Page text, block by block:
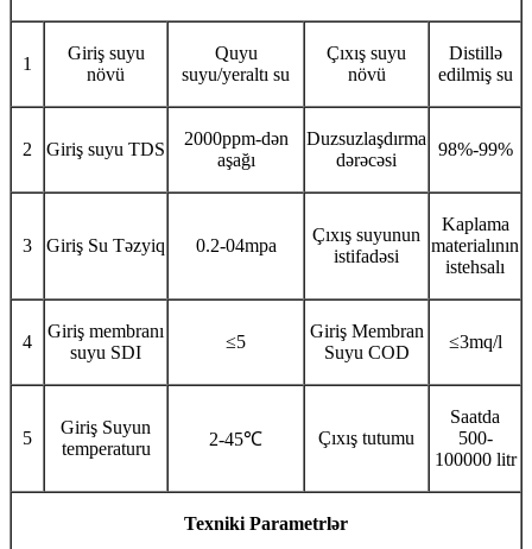
1
Giriş suyu
növü
Quyu
suyu/yeraltı su
Çıxış suyu
növü
Distillə
edilmiş su
2 Giriş suyu TDS
2000ppm-dən
aşağı
Duzsuzlaşdırma
dərəcəsi
98%-99%
3 Giriş Su Təzyiq 0.2-04mpa
Çıxış suyunun
istifadəsi
Kaplama
materialının
istehsalı
4
Giriş membranı
suyu SDI
≤5
Giriş Membran
Suyu COD
≤3mq/l
5
Giriş Suyun
temperaturu
2-45℃ Çıxış tutumu
Saatda
500-
100000 litr
Texniki Parametrlər